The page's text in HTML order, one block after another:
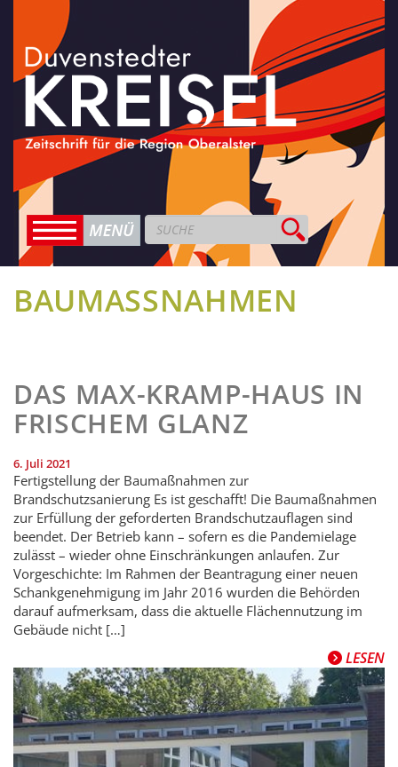
BAUMASSNAHMEN
DAS MAX-KRAMP-HAUS IN
FRISCHEM GLANZ
6. Juli 2021
Fertigstellung der Baumaßnahmen zur
Brandschutzsanierung Es ist geschafft! Die Baumaßnahmen
zur Erfüllung der geforderten Brandschutz­auflagen sind
beendet. Der Betrieb kann – sofern es die Pandemielage
zulässt – wieder ohne Einschränkungen anlaufen. Zur
Vorgeschichte: Im Rahmen der Beantragung einer neuen
Schankgenehmigung im Jahr 2016 wurden die Behörden
darauf aufmerksam, dass die aktuelle Flächennutzung im
Gebäude nicht […]
LESEN